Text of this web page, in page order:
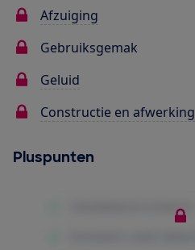
Afzuiging
Gebruiksgemak
Geluid
Constructie en afwerking
Pluspunten